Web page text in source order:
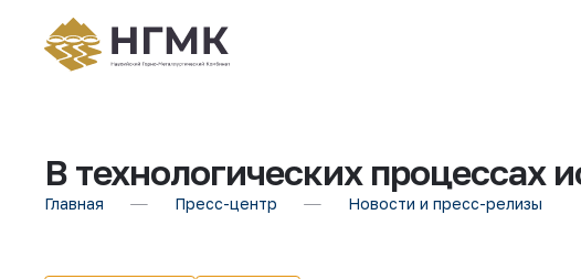
В технологических процессах
Главная Пресс-центр Новости и пресс-релизы